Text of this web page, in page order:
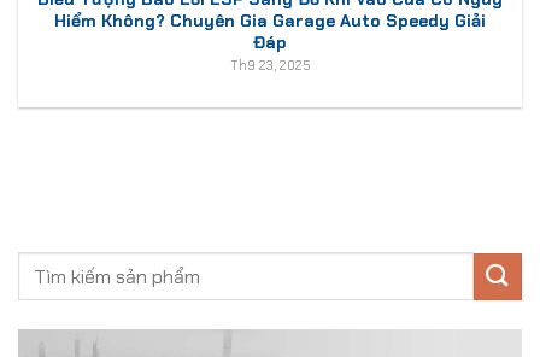
Hiểm Không? Chuyên Gia Garage Auto Speedy Giải
Đáp
Th9 23, 2025